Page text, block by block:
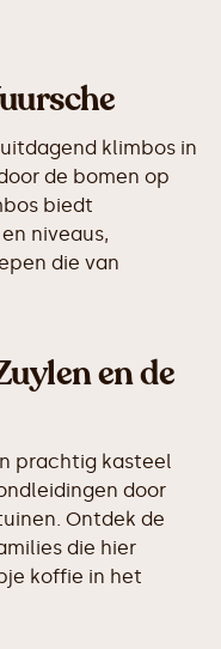
klimbos in
de bomen op
biedt
niveaus,
die van
en de
prachtig kasteel
door
Ontdek de
die hier
koffie in het